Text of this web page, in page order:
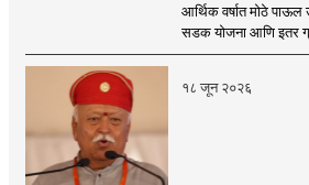
लक्ष्य!
आर्थिक वर्षात मोठे
सडक योजना आणि इतर
१८ जून २०२६